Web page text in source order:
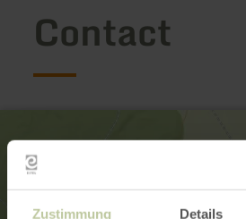
Zustimmung Details
Contact